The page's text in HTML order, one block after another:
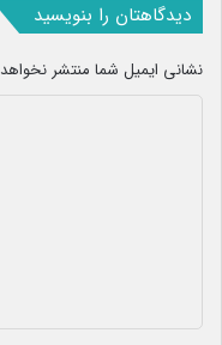
دیدگاهتان را بنویسید
نشانی ایمیل شما منتشر
*